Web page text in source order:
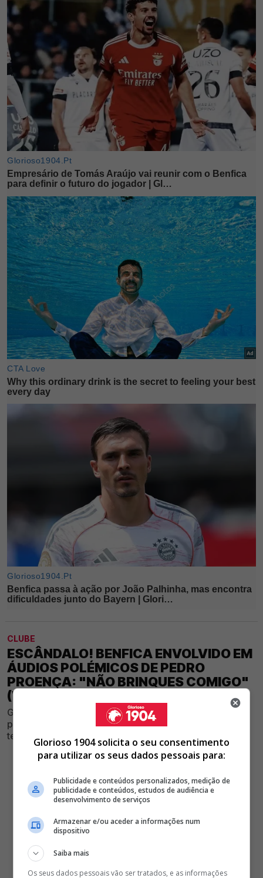
CLUBE
ESCÂNDALO! BENFICA ENVOLVIDO EM
ÁUDIOS POLÉMICOS DE PEDRO
PROENÇA: "NÃO BRINQUES COMIGO"
(VÍDEO)
Gravações divulgadas nas últimas horas estão a
provocar enorme controvérsia e envolvem um dos
temas mais sensíveis do futebol nacional
Glorioso 1904 solicita o seu consentimento
para utilizar os seus dados pessoais para:
Publicidade e conteúdos personalizados, medição de
publicidade e conteúdos, estudos de audiência e
desenvolvimento de serviços
Armazenar e/ou aceder a informações num
dispositivo
Saiba mais
Os seus dados pessoais vão ser tratados, e as informações